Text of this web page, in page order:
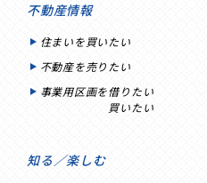
不動産情報
住まいを買いたい
不動産を売りたい
事業用区画を借りたい
買いたい
知る／楽しむ